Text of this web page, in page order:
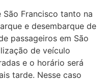
Francisco tanto na
e desembarque de
passageiros em São
de veículo
e o horário será
tarde. Nesse caso